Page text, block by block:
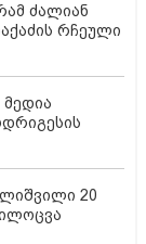
ძალიან
რჩეული
20